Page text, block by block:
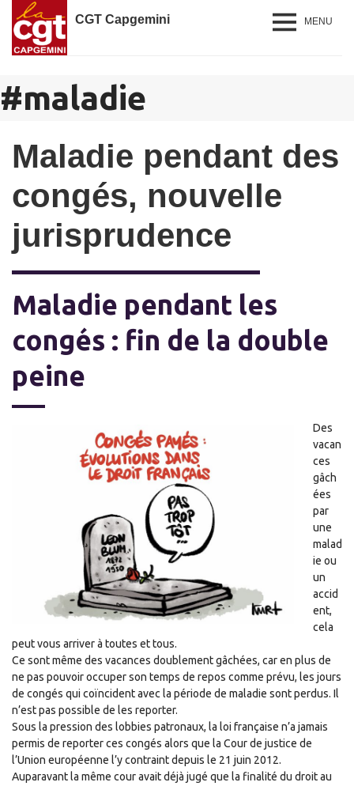
CGT Capgemini MENU
#maladie
Maladie pendant des
congés, nouvelle
jurisprudence
Maladie pendant les
congés : fin de la double
peine
Des
vacan
ces
gâch
ées
par
une
malad
ie ou
un
accid
ent,
cela
peut vous arriver à toutes et tous.
Ce sont même des vacances doublement gâchées, car en plus de
ne pas pouvoir occuper son temps de repos comme prévu, les jours
de congés qui coïncident avec la période de maladie sont perdus. Il
n’est pas possible de les reporter.
Sous la pression des lobbies patronaux, la loi française n’a jamais
permis de reporter ces congés alors que la Cour de justice de
l’Union européenne l’y contraint depuis le 21 juin 2012.
Auparavant la même cour avait déjà jugé que la finalité du droit au